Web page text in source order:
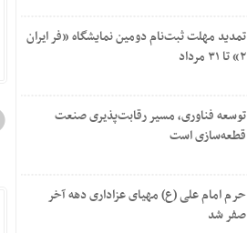
تمدید مهلت ثبت‌نام دومین نمایشگاه «فر ایران
۲» تا ۳۱ مرداد
توسعه فناوری، مسیر رقابت‌پذیری صنعت
قطعه‌سازی است
حرم امام علی (ع) مهیای عزاداری دهه آخر
صفر شد